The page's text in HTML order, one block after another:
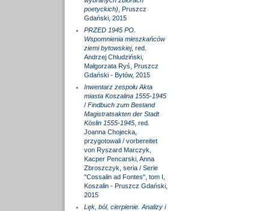
poetyckich) , Pruszcz
Gdański, 2015
PRZED 1945 PO.
Wspomnienia mieszkańców
ziemi bytowskiej, red.
Andrzej Chludziński,
Małgorzata Ryś, Pruszcz
Gdański - Bytów, 2015
Inwentarz zespołu Akta
miasta Koszalina 1555-1945
/ Findbuch zum Bestand
Magistratsakten der Stadt
Köslin 1555-1945, red.
Joanna Chojecka,
przygotowali / vorbereitet
von Ryszard Marczyk,
Kacper Pencarski, Anna
Zbroszczyk, seria / Serie
"Cossalin ad Fontes", tom I,
Koszalin - Pruszcz Gdański,
2015
Lęk, ból, cierpienie. Analizy i